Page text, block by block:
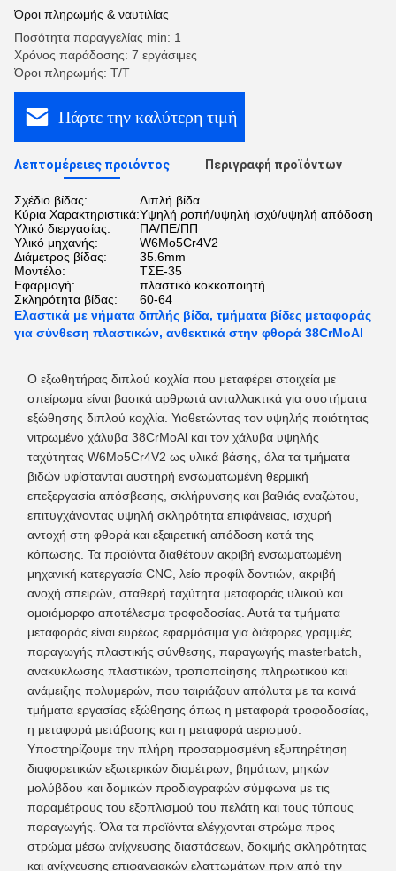
Όροι πληρωμής & ναυτιλίας
Ποσότητα παραγγελίας min: 1
Χρόνος παράδοσης: 7 εργάσιμες
Όροι πληρωμής: T/T
Πάρτε την καλύτερη τιμή
Λεπτομέρειες προιόντος Περιγραφή προϊόντων
Σχέδιο βίδας:
Διπλή βίδα
Κύρια Χαρακτηριστικά:Υψηλή ροπή/υψηλή ισχύ/υψηλή απόδοση
Υλικό διεργασίας:
ΠΑ/ΠΕ/ΠΠ
Υλικό μηχανής:
W6Mo5Cr4V2
Διάμετρος βίδας:
35.6mm
Μοντέλο:
ΤΣΕ-35
Εφαρμογή:
πλαστικό κοκκοποιητή
Σκληρότητα βίδας:
60-64
Ελαστικά με νήματα διπλής βίδα, τμήματα βίδες μεταφοράς
για σύνθεση πλαστικών, ανθεκτικά στην φθορά 38CrMoAl
Ο εξωθητήρας διπλού κοχλία που μεταφέρει στοιχεία με
σπείρωμα είναι βασικά αρθρωτά ανταλλακτικά για συστήματα
εξώθησης διπλού κοχλία. Υιοθετώντας τον υψηλής ποιότητας
νιτρωμένο χάλυβα 38CrMoAl και τον χάλυβα υψηλής
ταχύτητας W6Mo5Cr4V2 ως υλικά βάσης, όλα τα τμήματα
βιδών υφίστανται αυστηρή ενσωματωμένη θερμική
επεξεργασία απόσβεσης, σκλήρυνσης και βαθιάς εναζώτου,
επιτυγχάνοντας υψηλή σκληρότητα επιφάνειας, ισχυρή
αντοχή στη φθορά και εξαιρετική απόδοση κατά της
κόπωσης. Τα προϊόντα διαθέτουν ακριβή ενσωματωμένη
μηχανική κατεργασία CNC, λείο προφίλ δοντιών, ακριβή
ανοχή σπειρών, σταθερή ταχύτητα μεταφοράς υλικού και
ομοιόμορφο αποτέλεσμα τροφοδοσίας. Αυτά τα τμήματα
μεταφοράς είναι ευρέως εφαρμόσιμα για διάφορες γραμμές
παραγωγής πλαστικής σύνθεσης, παραγωγής masterbatch,
ανακύκλωσης πλαστικών, τροποποίησης πληρωτικού και
ανάμειξης πολυμερών, που ταιριάζουν απόλυτα με τα κοινά
τμήματα εργασίας εξώθησης όπως η μεταφορά τροφοδοσίας,
η μεταφορά μετάβασης και η μεταφορά αερισμού.
Υποστηρίζουμε την πλήρη προσαρμοσμένη εξυπηρέτηση
διαφορετικών εξωτερικών διαμέτρων, βημάτων, μηκών
μολύβδου και δομικών προδιαγραφών σύμφωνα με τις
παραμέτρους του εξοπλισμού του πελάτη και τους τύπους
παραγωγής. Όλα τα προϊόντα ελέγχονται στρώμα προς
στρώμα μέσω ανίχνευσης διαστάσεων, δοκιμής σκληρότητας
και ανίχνευσης επιφανειακών ελαττωμάτων πριν από την